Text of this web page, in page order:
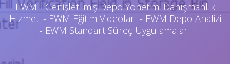
EWM - Genişletilmiş Depo Yönetimi Danışmanlık
Hizmeti - EWM Eğitim Videoları - EWM Depo Analizi
- EWM Standart Süreç Uygulamaları